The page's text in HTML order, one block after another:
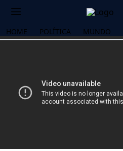
HOME POLÍTICA MUNDO